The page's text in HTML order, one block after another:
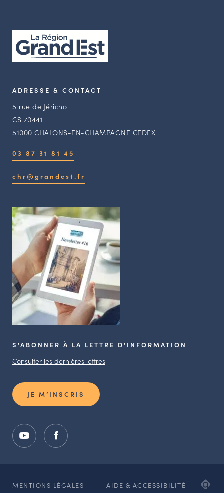
ADRESSE & CONTACT
5 rue de Jéricho
CS 70441
51000 CHALONS-EN-CHAMPAGNE CEDEX
03 87 31 81 45
chr@grandest.fr
S'ABONNER À LA LETTRE D'INFORMATION
Consulter les dernières lettres
JE M’INSCRIS
MENTIONS LÉGALES AIDE & ACCESSIBILITÉ